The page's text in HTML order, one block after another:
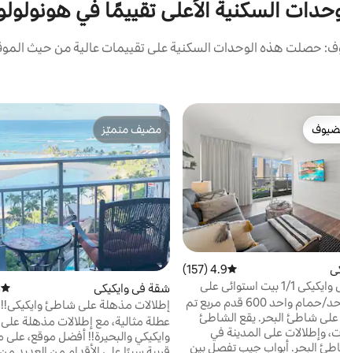
السكنية الأعلى تقييمًا في
حصلت هذه الوحدات السكنية على تقييمات عالية من حيث
متوسط التقييم 4.9 من 5، 157 مراجعات
4.9 (157)
مناظر خلابة في وايكيكي 1/1 بيت استوائي على
شقة - سرير واحد/حمام واحد 600 قدم مربع تم
شاطئ البحر. يقع الشاطئ
وإطلالات على المدينة في
البحر. أبواب جيب تفصل بين
مضيف متميّز
مضيف متميّز
شقة في وايكيكي
إطلالات مذهلة على شاطئ وايكيكي!!
عطلة مثالية، مع إطلالات مذهلة
وايكيكي والبحيرة!! أفضل